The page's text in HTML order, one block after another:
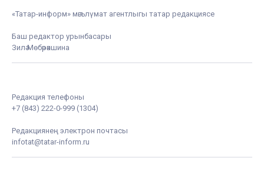
«Татар-информ» мәгълүмат агентлыгы татар редакциясе
Баш редактор урынбасары
Зилә Мөбәрәкшина
Редакция телефоны
+7 (843) 222-0-999 (1304)
Редакциянең электрон почтасы
infotat@tatar-inform.ru